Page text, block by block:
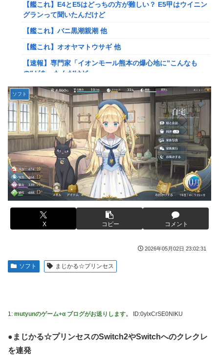
【速報】ルフィの幹部、懲役20年に決定する←コレは妥当
か？？？？？？？
【NGS】ルーサー緊急、新武器、東方コラボ、EXレベル
40… 8/5はアップデート盛り沢山！？貴様ら何から始める？
( •᷄ὤ•᷅ )
ヨーロッパが右翼政党の党員から銀行口座を作る権利を剥
【ウマ娘】ケンタ？のシオン
韓国人「海上自衛隊護衛艦ちょうかいによるトマホーク巡航
ミサイルの実射試験に韓国人が衝撃！」→「着々と進む最新
鋭の防衛装備‥」
【画像】かつて天下を獲っていたYouTuberの現在ｗｗｗｗ
【悲報】コレコレ、月収1億円ｗｗｗそりゃ外出るのにボデ
ィガードつけるわ…
【悲報】福岡の電車、完全にやらかす。構内アナウンスでド
【悲報】有名漫画家、がんを公表「大腸癌になってしまいま
した。肝臓に転移も見られてステージ4です」
【画像】 AI「写真の背景削除？ガンプラの箱追加しといて
やる夫のダンジョン運営記183-雑談所ネタ118 懺悔小ネタ
海外「全部日本の真似だったのか…」 日本の普通のテレビ
羽田ニアミス搭乗の中国人「補償も見舞いもない」中国ネッ
ト「いや要らんやろ」
【艦これ】E4とE5はどっちの方が難しい？ E5甲はウイニン
グランって聞いたんだけど
【艦これ】バニ黒潮親潮 他
【艦これ】オオヤマトウサギ 他
【速報】専門家「イオンモール熊本の爆心地に”こんなも
の”があったんだけど…」
【画像】かつて天下を獲っていたYouTuberの現在ｗｗｗｗ
【悲報】映画館の客、ほぼバイオテロレベルのやらかしで観
客が避難する事態にｗｗｗｗ
【警告】社会人「スムージーにキウイ皮ごと入れよ。これ美
容にいいんだよね〜」→ 結果…
【悲報】有名漫画家、がんを公表「大腸癌になってしまいま
した。肝臓に転移も見られてステージ4です」
【衝撃】ハンターハンター、とんでもねえ伏線が発掘され
る。クルタ族の虐殺犯人がツェリードニヒだった模様！
被災地・熊本、泥酔者の通報が止まらず県警が異例のお願い
20代「50年ローンでええやろ」←これマジ？？？
行りだした結果がこちらw w w w w w w
メトロイドプライム4 新品が2999円に…
欧州「日本だけ反則だろ…」 世界の『日本びいき』にヨー
思い通りに動かない熊本被災者に左派が我慢ならなくなった
模様、避難所で苦しむ被災者に対して……
ソフト
X コピー コメント
2026年05月02日 23:02:31
ソフト まじかる☆プリンセス
1: mutyunのゲーム+α ブログがお送りします。 ID:0ylxCrSE0NIKU
●まじかる☆プリンセスのSwitch2やSwitchへのクレクレ
を連発